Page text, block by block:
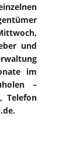
und
im
–
Telefon